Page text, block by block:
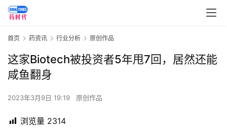
首页 药资讯 行业分析 原创作品
这家Biotech被投资者5年甩7回，居然还能
咸鱼翻身
2023年3月9日 19:19 原创作品
浏览量 2314